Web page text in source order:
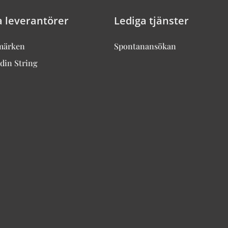
leverantörer
String
Lediga tjänster
Spontanansökan